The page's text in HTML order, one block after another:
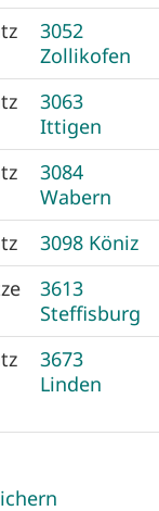
3052
Zollikofen
3063
Ittigen
3084
Wabern
3098 Köniz
3613
Steffisburg
3673
Linden